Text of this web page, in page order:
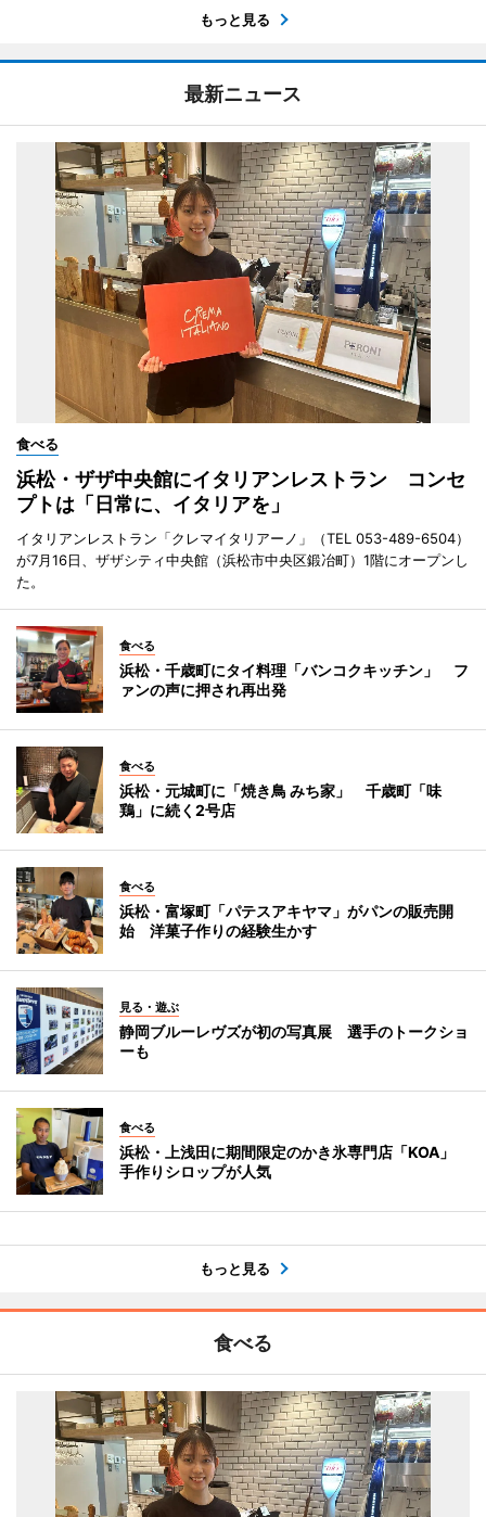
もっと見る
最新ニュース
食べる
浜松・ザザ中央館にイタリアンレストラン コンセ
プトは「日常に、イタリアを」
イタリアンレストラン「クレマイタリアーノ」（TEL 053-489-6504）
が7月16日、ザザシティ中央館（浜松市中央区鍛冶町）1階にオープンし
た。
食べる
浜松・千歳町にタイ料理「バンコクキッチン」 フ
ァンの声に押され再出発
食べる
浜松・元城町に「焼き鳥 みち家」 千歳町「味
鶏」に続く2号店
食べる
浜松・富塚町「パテスアキヤマ」がパンの販売開
始 洋菓子作りの経験生かす
見る・遊ぶ
静岡ブルーレヴズが初の写真展 選手のトークショ
ーも
食べる
浜松・上浅田に期間限定のかき氷専門店「KOA」
手作りシロップが人気
もっと見る
食べる